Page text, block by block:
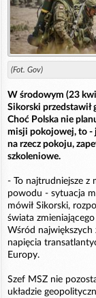
(Fot. Gov)
W środowym (23
Sikorski przedstawił
Choć Polska nie
misji pokojowej, to -
na rzecz pokoju,
szkoleniowe.
- To najtrudniejsze z
powodu - sytuacja
mówił Sikorski,
świata
Wśród największych
napięcia
Europy.
Szef MSZ nie
układzie